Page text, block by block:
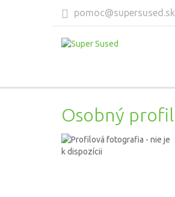
pomoc@supersused.sk
Osobný profil